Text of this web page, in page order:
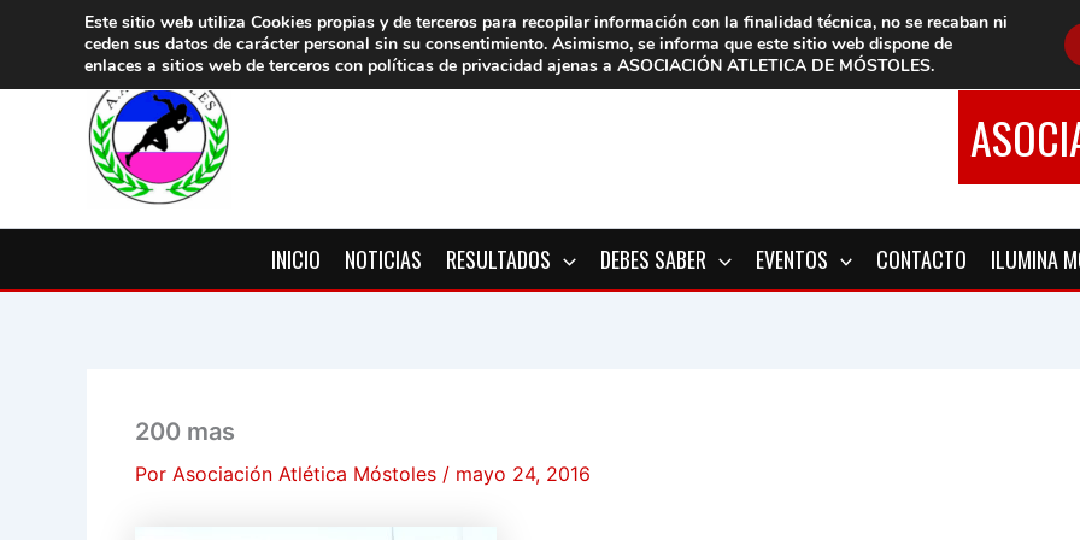
contenido
INICIO NOTICIAS RESULTADOS DEBES SABER EVENTOS CONTACTO ILUMINA
200 mas
Por Asociación Atlética Móstoles / mayo 24, 2016
Este sitio web utiliza Cookies propias y de terceros para recopilar información con la finalidad técnica, no se recaban ni
ceden sus datos de carácter personal sin su consentimiento. Asimismo, se informa que este sitio web dispone de
enlaces a sitios web de terceros con políticas de privacidad ajenas a ASOCIACIÓN ATLETICA DE MÓSTOLES.